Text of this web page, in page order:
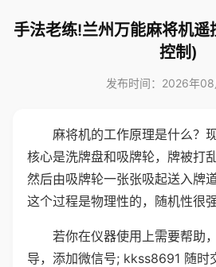
手法老练!兰州万能麻将机
控制)
发布时间：2026年
麻将机的工作原理是什么？
核心是洗牌盘和吸牌轮，牌被打
然后由吸牌轮一张张吸起送入牌
这个过程是物理性的，随机性很强
若你在仪器使用上需要帮助
导，添加微信号; kkss8691 随时